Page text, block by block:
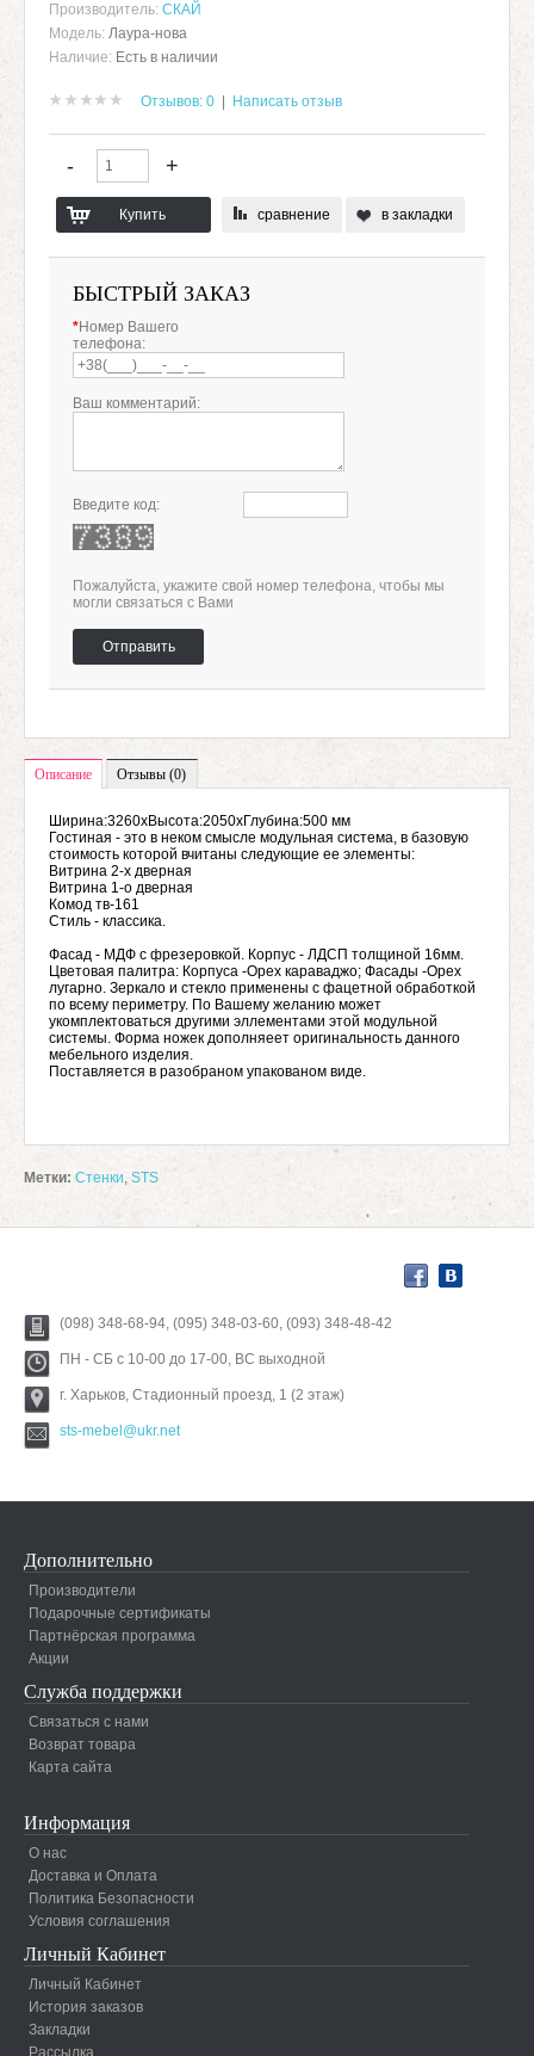
Производитель: СКАЙ
Модель: Лаура-нова
Наличие: Есть в наличии
Отзывов: 0 Написать отзыв
сравнение в закладки
БЫСТРЫЙ ЗАКАЗ
*Номер Вашего
телефона:
Ваш комментарий:
Введите код:
Пожалуйста, укажите свой номер телефона, чтобы мы
могли связаться с Вами
Отправить
Описание Отзывы (0)
Ширина:3260хВысота:2050хГлубина:500 мм
Гостиная - это в неком смысле модульная система, в базовую
стоимость которой вчитаны следующие ее элементы:
Витрина 2-х дверная
Витрина 1-о дверная
Комод тв-161
Стиль - классика.
Фасад - МДФ с фрезеровкой. Корпус - ЛДСП толщиной 16мм.
Цветовая палитра: Корпуса -Орех караваджо; Фасады -Орех
лугарно. Зеркало и стекло применены с фацетной обработкой
по всему периметру. По Вашему желанию может
укомплектоваться другими эллементами этой модульной
системы. Форма ножек дополняеет оригинальность данного
мебельного изделия.
Поставляется в разобраном упакованом виде.
Метки: Стенки, STS
(098) 348-68-94, (095) 348-03-60, (093) 348-48-42
ПН - СБ с 10-00 до 17-00, ВС выходной
г. Харьков, Стадионный проезд, 1 (2 этаж)
sts-mebel@ukr.net
Дополнительно
Производители
Подарочные сертификаты
Партнёрская программа
Акции
Служба поддержки
Связаться с нами
Возврат товара
Карта сайта
Информация
О нас
Доставка и Оплата
Политика Безопасности
Условия соглашения
Личный Кабинет
Личный Кабинет
История заказов
Закладки
Рассылка